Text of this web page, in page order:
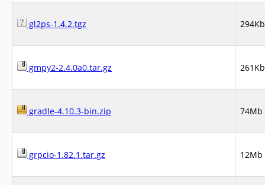
gl2ps-1.4.2.tgz 294Kb
gmpy2-2.4.0a0.tar.gz 261Kb
gradle-4.10.3-bin.zip 74Mb
grpcio-1.82.1.tar.gz 12Mb